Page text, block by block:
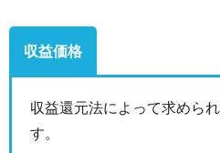
収益価格
収益還元法によって求めら
す。